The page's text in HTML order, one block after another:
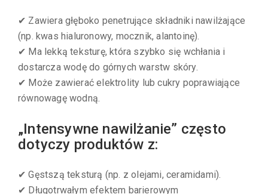
✔ Zawiera głęboko penetrujące składniki nawilżające
(np. kwas hialuronowy, mocznik, alantoinę).
✔ Ma lekką teksturę, która szybko się wchłania i
dostarcza wodę do górnych warstw skóry.
✔ Może zawierać elektrolity lub cukry poprawiające
równowagę wodną.
„Intensywne nawilżanie” często
dotyczy produktów z:
✔ Gęstszą teksturą (np. z olejami, ceramidami).
✔ Długotrwałym efektem barierowym